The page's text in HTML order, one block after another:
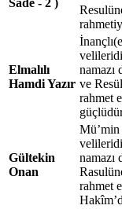
Elmalılı
Hamdi Yazır
namazı
ve
rahmet
Gültekin
Onan
namazı
rahmet